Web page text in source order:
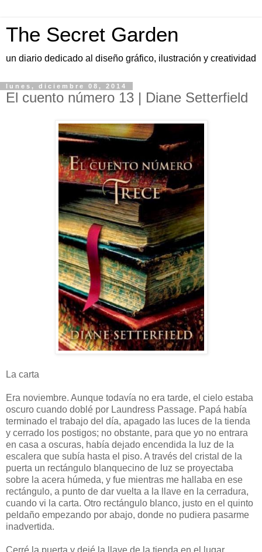
The Secret Garden
un diario dedicado al diseño gráfico, ilustración y creatividad
lunes, diciembre 08, 2014
El cuento número 13 | Diane Setterfield
La carta
Era noviembre. Aunque todavía no era tarde, el cielo estaba
oscuro cuando doblé por Laundress Passage. Papá había
terminado el trabajo del día, apagado las luces de la tienda
y cerrado los postigos; no obstante, para que yo no entrara
en casa a oscuras, había dejado encendida la luz de la
escalera que subía hasta el piso. A través del cristal de la
puerta un rectángulo blanquecino de luz se proyectaba
sobre la acera húmeda, y fue mientras me hallaba en ese
rectángulo, a punto de dar vuelta a la llave en la cerradura,
cuando vi la carta. Otro rectángulo blanco, justo en el quinto
peldaño empezando por abajo, donde no pudiera pasarme
inadvertida.
Cerré la puerta y dejé la llave de la tienda en el lugar